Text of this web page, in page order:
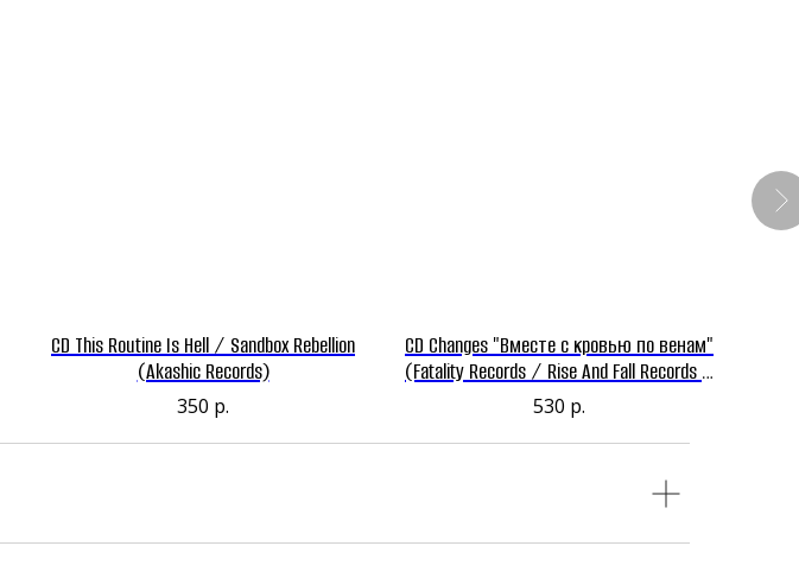
CD This Routine Is Hell / Sandbox Rebellion
(Akashic Records)
350 р.
CD Changes "Вместе с кровью по венам"
(Fatality Records / Rise And Fall Records /
Rumble Fish Records)
530 р.